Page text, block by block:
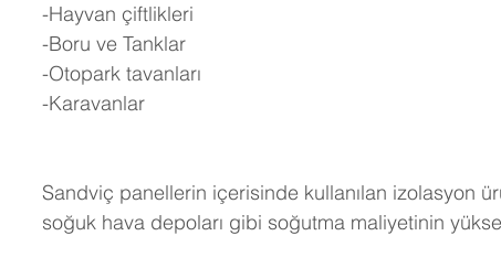
-Hayvan çiftlikleri
-Boru ve Tanklar
-Otopark tavanları
-Karavanlar
Sandviç panellerin içerisinde kullanılan izolasyon
soğuk hava depoları gibi soğutma maliyetinin